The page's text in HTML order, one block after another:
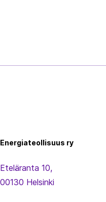
Energiateollisuus ry
Eteläranta 10,
00130 Helsinki